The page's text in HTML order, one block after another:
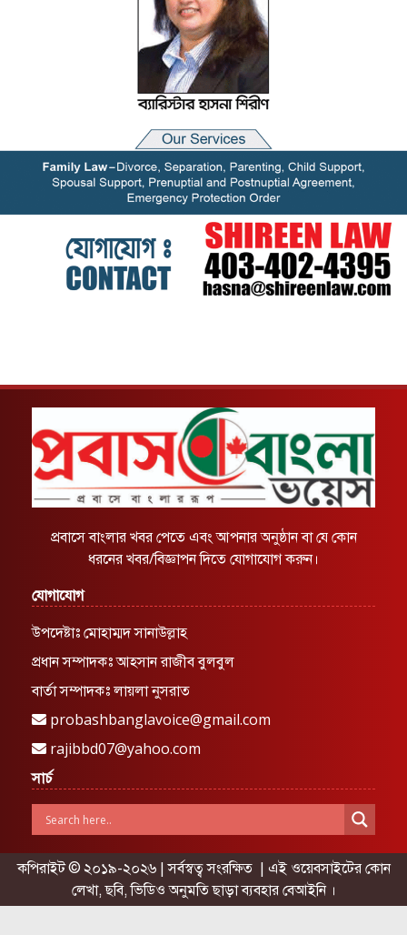
প্রবাসে বাংলার খবর পেতে এবং আপনার অনুষ্ঠান বা যে কোন
ধরনের খবর/বিজ্ঞাপন দিতে যোগাযোগ করুন।
যোগাযোগ
উপদেষ্টাঃ মোহাম্মদ সানাউল্লাহ
প্রধান সম্পাদকঃ আহসান রাজীব বুলবুল
বার্তা সম্পাদকঃ লায়লা নুসরাত
probashbanglavoice@gmail.com
rajibbd07@yahoo.com
সার্চ
কপিরাইট © ২০১৯-২০২৬ | সর্বস্বত্ব সংরক্ষিত | এই ওয়েবসাইটের কোন
লেখা, ছবি, ভিডিও অনুমতি ছাড়া ব্যবহার বেআইনি ।